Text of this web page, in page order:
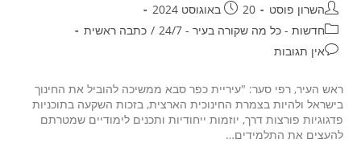
השרון פוסט
20 באוגוסט 2024
חדשות - כל מה שקורה בעיר - 24/7
/ כתבה ראשית
אין תגובות
ראש העיר, רפי סער: "עיריית כפר סבא ממשיכה להוביל את החינוך
בישראל ולהיות בצמרת החינוכית הארצית, בזכות השקעה בתוכניות
פדגוגיות פורצות דרך, יוזמות ייחודיות ותכנים לימודיים שמטרתם
להעצים את התלמידים…